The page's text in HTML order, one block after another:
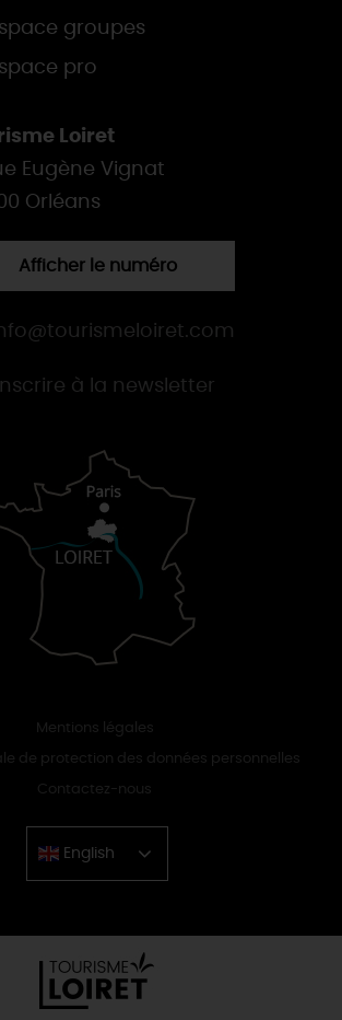
groupes
pro
Loiret
Eugène Vignat
Orléans
Afficher le numéro
à la newsletter
Mentions légales
de protection des données personnelles
Contactez-nous
English
Chinese